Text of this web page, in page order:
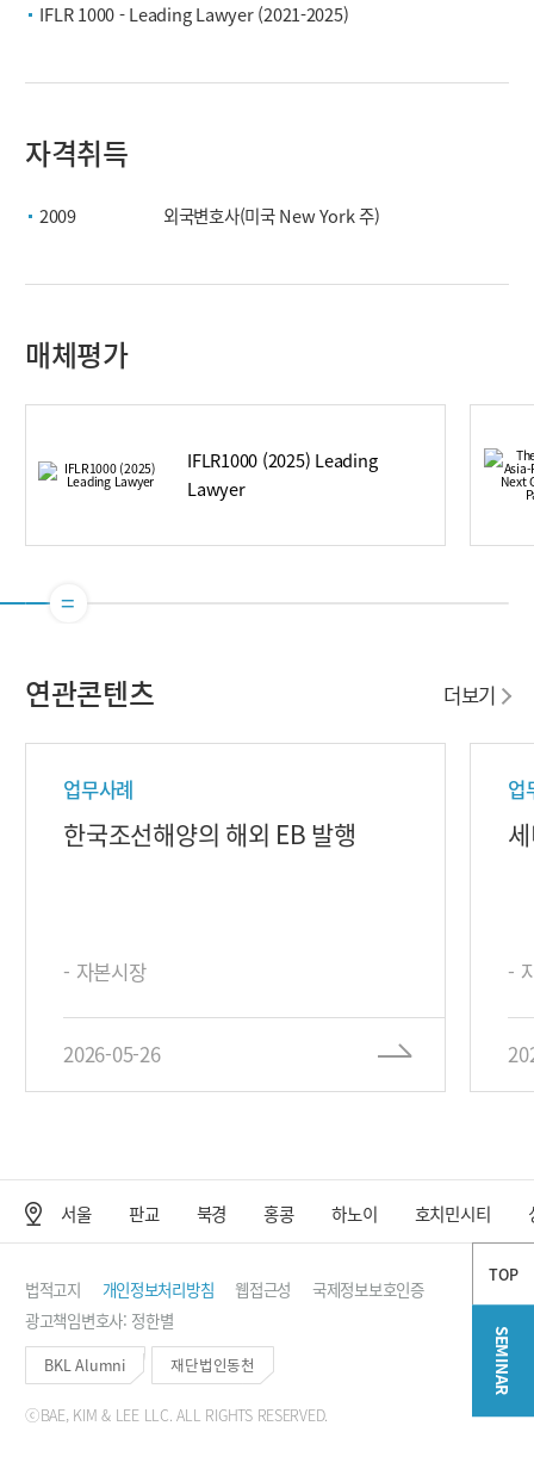
IFLR 1000 - Leading Lawyer (2021-2025)
자격취득
2009 외국변호사(미국 New York 주)
매체평가
IFLR1000 (2025) Leading
Lawyer
연관콘텐츠 더보기
업무사례
한국조선해양의 해외 EB 발행
- 자본시장
2026-05-26
업
-
서울 판교 북경 홍콩 하노이 호치민시티
TOP
SEMINAR
법적고지 개인정보처리방침 웹접근성
국제정보보호인증
광고책임변호사: 정한별
BKL Alumni 재단법인동천
ⓒBAE, KIM & LEE LLC. ALL RIGHTS RESERVED.